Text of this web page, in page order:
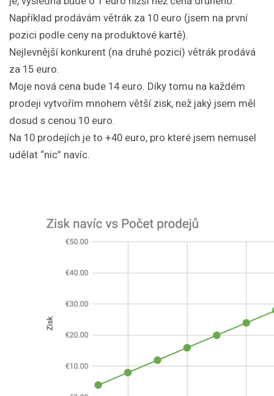
Například prodávám větrák za 10 euro (jsem na první
pozici podle ceny na produktové kartě).
Nejlevnější konkurent (na druhé pozici) větrák prodává
za 15 euro.
Moje nová cena bude 14 euro. Díky tomu na každém
prodeji vytvořím mnohem větší zisk, než jaký jsem měl
dosud s cenou 10 euro.
Na 10 prodejích je to +40 euro, pro které jsem nemusel
udělat “nic” navíc.